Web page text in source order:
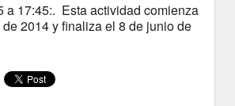
a 17:45:. Esta actividad comienza
2014 y finaliza el 8 de junio de